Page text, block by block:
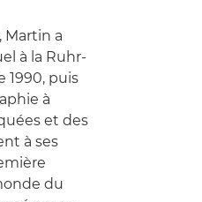
Martin a
à la Ruhr-
1990, puis
à
et des
à ses
du